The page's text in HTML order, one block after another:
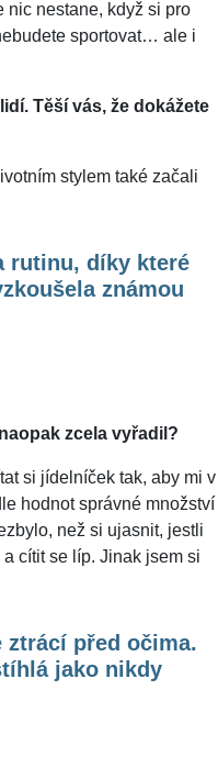
nic nestane, když si pro
sportovat… ale i
Těší vás, že dokážete
stylem také začali
rutinu, díky které
známou
zcela vyřadil?
si jídelníček tak, aby mi v
hodnot správné množství
než si ujasnit, jestli
cítit se líp. Jinak jsem si
ztrácí před očima.
jako nikdy